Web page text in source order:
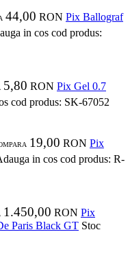
44,00 RON Pix Ballograf
in cos cod produs:
5,80 RON Pix Gel 0.7
cod produs: SK-67052
19,00 RON Pix
in cos cod produs: R-
1.450,00 RON Pix
Paris Black GT Stoc